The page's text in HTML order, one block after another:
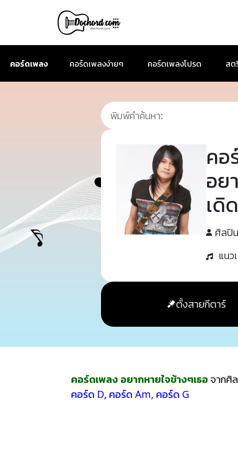
คอร์ดเพลง คอร์ดเพลงง่ายๆ คอร์ดเพลงโปรด สต
คอ
อย
เดิด
ศิลปิ
แนว
ตั้งสายกีตาร์
คอร์ดเพลง อยากหายใจข้างๆเธอจากศิ
คอร์ด D, คอร์ด Am, คอร์ด G